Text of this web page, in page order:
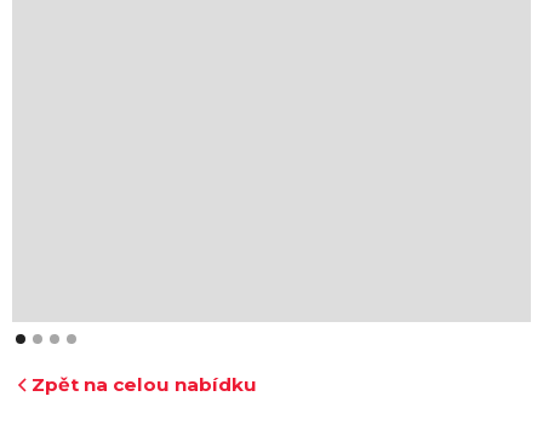
Zpět na celou nabídku